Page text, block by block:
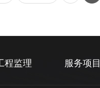
程监理 服务项目